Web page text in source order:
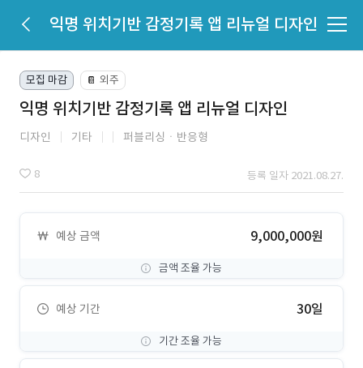
익명 위치기반 감정기록 앱 리뉴얼 디자인
모집 마감 📔 외주
익명 위치기반 감정기록 앱 리뉴얼 디자인
디자인 기타 퍼블리싱ㆍ반응형
8 등록 일자 2021.08.27.
예상 금액 9,000,000원
금액 조율 가능
예상 기간 30일
기간 조율 가능